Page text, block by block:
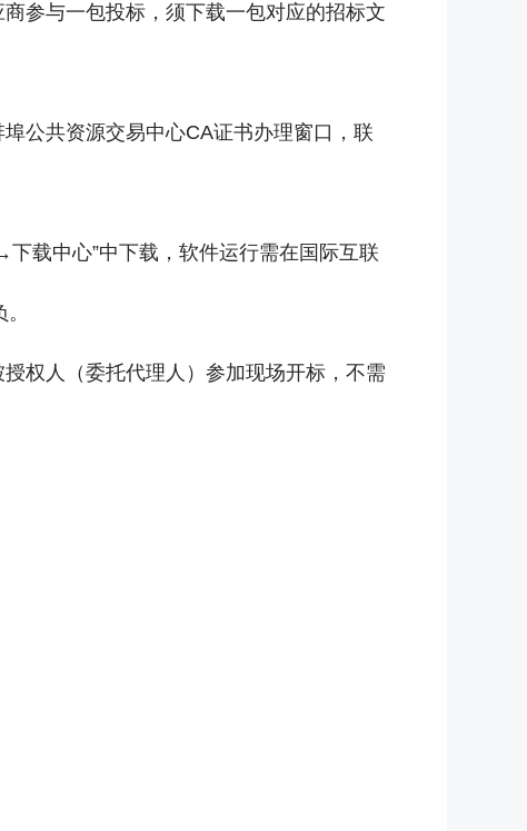
参与一包投标，须下载一包对应的招标文
公共资源交易中心CA证书办理窗口，联
载中心”中下载，软件运行需在国际互联
权人（委托代理人）参加现场开标，不需